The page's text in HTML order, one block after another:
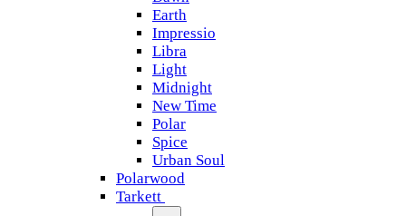
Earth
Impressio
Libra
Light
Midnight
New Time
Polar
Spice
Urban Soul
Polarwood
Tarkett